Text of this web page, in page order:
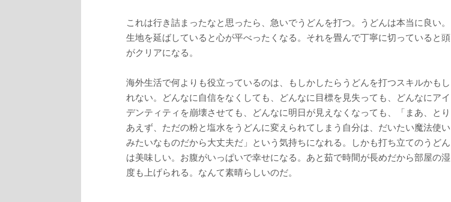
これは行き詰まったなと思ったら、急いでうどんを打つ。うどんは本当に良い。
生地を延ばしていると心が平べったくなる。それを畳んで丁寧に切っていると頭
がクリアになる。
海外生活で何よりも役立っているのは、もしかしたらうどんを打つスキルかもし
れない。どんなに自信をなくしても、どんなに目標を見失っても、どんなにアイ
デンティティを崩壊させても、どんなに明日が見えなくなっても、「まあ、とり
あえず、ただの粉と塩水をうどんに変えられてしまう自分は、だいたい魔法使い
みたいなものだから大丈夫だ」という気持ちになれる。しかも打ち立てのうどん
は美味しい。お腹がいっぱいで幸せになる。あと茹で時間が長めだから部屋の湿
度も上げられる。なんて素晴らしいのだ。